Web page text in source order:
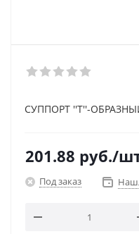
СУППОРТ ''T''-
201.88 руб./
Под заказ